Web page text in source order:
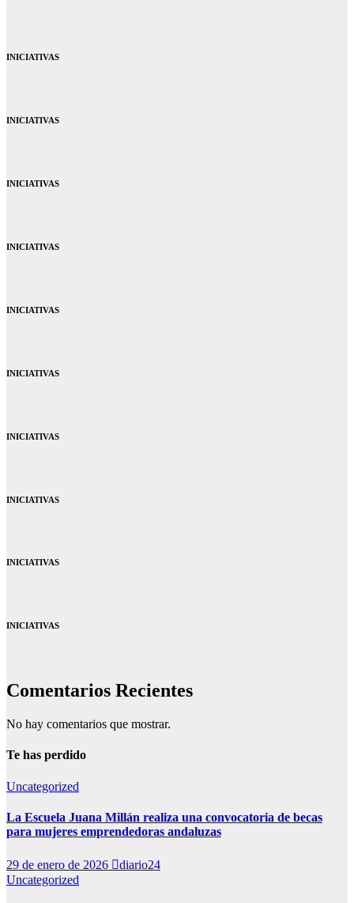
INICIATIVAS
INICIATIVAS
INICIATIVAS
INICIATIVAS
INICIATIVAS
INICIATIVAS
INICIATIVAS
INICIATIVAS
INICIATIVAS
INICIATIVAS
Comentarios Recientes
No hay comentarios que mostrar.
Te has perdido
Uncategorized
La Escuela Juana Millán realiza una convocatoria de becas
para mujeres emprendedoras andaluzas
29 de enero de 2026
diario24
Uncategorized